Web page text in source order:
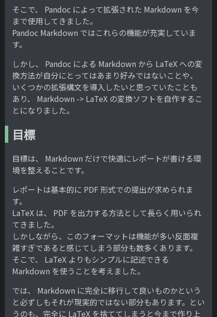
そこで、 Pandoc によって拡張された Markdown を今
まで使用してきました。
Pandoc Markdown ではこれらの機能が充実していま
す。
しかし、 Pandoc による Markdown から LaTeX への変
換方法が自分にとってはあまり好みではないことや、
いくつかの拡張構文を導入したいと思っていたことも
あり、 Markdown -> LaTeX の変換ソフトを自作するこ
とになりました。
目標
目標は、 Markdown だけで快適にレポートが書ける環
境を整えることです。
レポートは基本的に PDF 形式での提出が求められま
す。
LaTeX は、 PDF を出力する方法として長らく用いられ
てきました。
しかしながら、このフォーマットは機能が多い反面複
雑すぎであると感じてしまう部分も数多くあります。
そこで、 LaTeX よりもシンプルに記述できる
Markdown を使うことを考えました。
では、 Markdown に完全に移行して良いものかという
と必ずしもそれが現実的ではない部分もあります。とい
うのも、完全に LaTeX を捨ててしまうと今まで作り上